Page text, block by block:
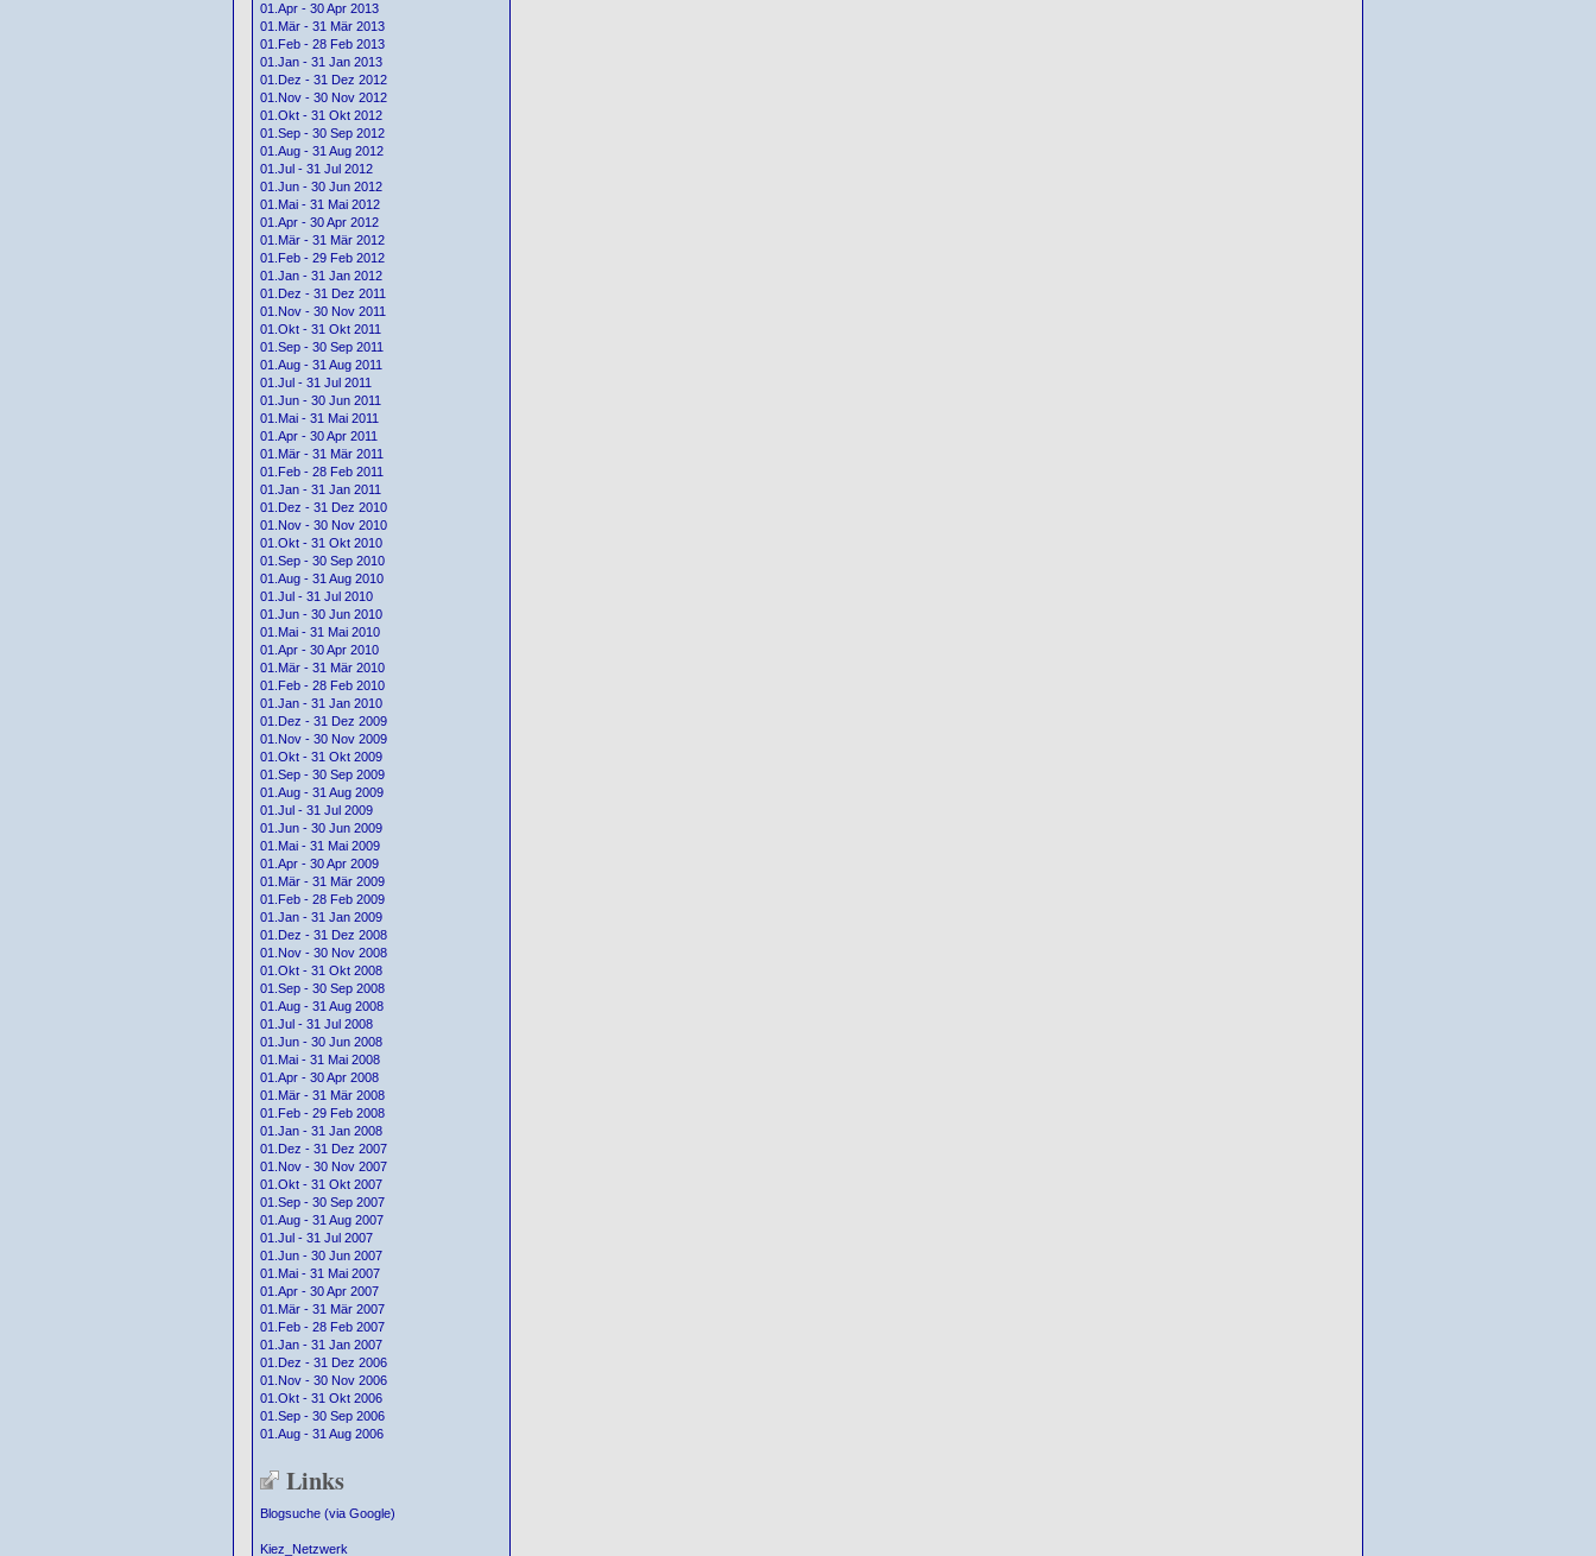
01.Apr - 30 Apr 2013
01.Mär - 31 Mär 2013
01.Feb - 28 Feb 2013
01.Jan - 31 Jan 2013
01.Dez - 31 Dez 2012
01.Nov - 30 Nov 2012
01.Okt - 31 Okt 2012
01.Sep - 30 Sep 2012
01.Aug - 31 Aug 2012
01.Jul - 31 Jul 2012
01.Jun - 30 Jun 2012
01.Mai - 31 Mai 2012
01.Apr - 30 Apr 2012
01.Mär - 31 Mär 2012
01.Feb - 29 Feb 2012
01.Jan - 31 Jan 2012
01.Dez - 31 Dez 2011
01.Nov - 30 Nov 2011
01.Okt - 31 Okt 2011
01.Sep - 30 Sep 2011
01.Aug - 31 Aug 2011
01.Jul - 31 Jul 2011
01.Jun - 30 Jun 2011
01.Mai - 31 Mai 2011
01.Apr - 30 Apr 2011
01.Mär - 31 Mär 2011
01.Feb - 28 Feb 2011
01.Jan - 31 Jan 2011
01.Dez - 31 Dez 2010
01.Nov - 30 Nov 2010
01.Okt - 31 Okt 2010
01.Sep - 30 Sep 2010
01.Aug - 31 Aug 2010
01.Jul - 31 Jul 2010
01.Jun - 30 Jun 2010
01.Mai - 31 Mai 2010
01.Apr - 30 Apr 2010
01.Mär - 31 Mär 2010
01.Feb - 28 Feb 2010
01.Jan - 31 Jan 2010
01.Dez - 31 Dez 2009
01.Nov - 30 Nov 2009
01.Okt - 31 Okt 2009
01.Sep - 30 Sep 2009
01.Aug - 31 Aug 2009
01.Jul - 31 Jul 2009
01.Jun - 30 Jun 2009
01.Mai - 31 Mai 2009
01.Apr - 30 Apr 2009
01.Mär - 31 Mär 2009
01.Feb - 28 Feb 2009
01.Jan - 31 Jan 2009
01.Dez - 31 Dez 2008
01.Nov - 30 Nov 2008
01.Okt - 31 Okt 2008
01.Sep - 30 Sep 2008
01.Aug - 31 Aug 2008
01.Jul - 31 Jul 2008
01.Jun - 30 Jun 2008
01.Mai - 31 Mai 2008
01.Apr - 30 Apr 2008
01.Mär - 31 Mär 2008
01.Feb - 29 Feb 2008
01.Jan - 31 Jan 2008
01.Dez - 31 Dez 2007
01.Nov - 30 Nov 2007
01.Okt - 31 Okt 2007
01.Sep - 30 Sep 2007
01.Aug - 31 Aug 2007
01.Jul - 31 Jul 2007
01.Jun - 30 Jun 2007
01.Mai - 31 Mai 2007
01.Apr - 30 Apr 2007
01.Mär - 31 Mär 2007
01.Feb - 28 Feb 2007
01.Jan - 31 Jan 2007
01.Dez - 31 Dez 2006
01.Nov - 30 Nov 2006
01.Okt - 31 Okt 2006
01.Sep - 30 Sep 2006
01.Aug - 31 Aug 2006
Links
Blogsuche (via Google)
Kiez_Netzwerk